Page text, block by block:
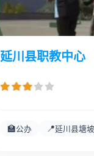
延川县职教中心
🏫公办 📍延川县塘